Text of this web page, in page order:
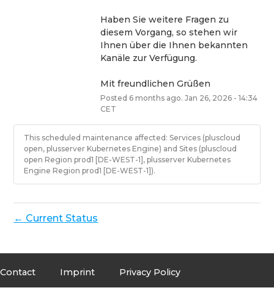
Haben Sie weitere Fragen zu
diesem Vorgang, so stehen wir
Ihnen über die Ihnen bekannten
Kanäle zur Verfügung.
Mit freundlichen Grüßen
Posted 6months ago. Jan 26, 2026- 14:34
CET
This scheduled maintenance affected: Services (pluscloud
open, plusserver Kubernetes Engine) and Sites (pluscloud
open Region prod1 [DE-WEST-1], plusserver Kubernetes
Engine Region prod1 [DE-WEST-1]).
← Current Status
Contact Imprint Privacy Policy